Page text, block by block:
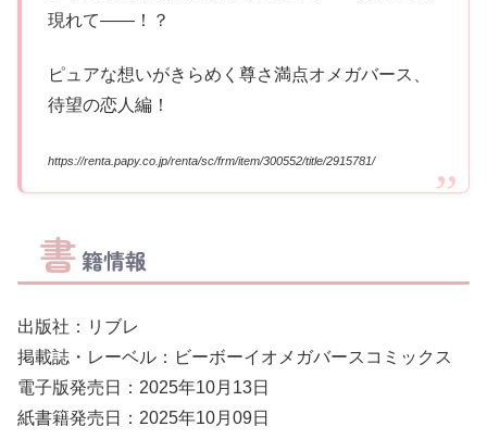
現れて――！？
ピュアな想いがきらめく尊さ満点オメガバース、
待望の恋人編！
https://renta.papy.co.jp/renta/sc/frm/item/300552/title/2915781/
書 籍情報
出版社：リブレ
掲載誌・レーベル：ビーボーイオメガバースコミックス
電子版発売日：2025年10月13日
紙書籍発売日：2025年10月09日